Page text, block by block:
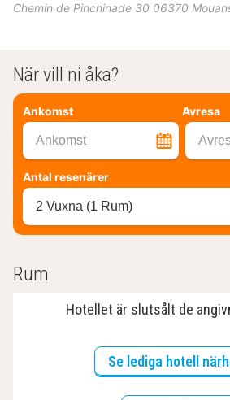
Chemin de Pinchinade 30 06370
När vill ni åka?
Ankomst Avresa
Ankomst
Antal resenärer
2 Vuxna (1 Rum)
Rum
Hotellet är slutsålt de
Se lediga hotell